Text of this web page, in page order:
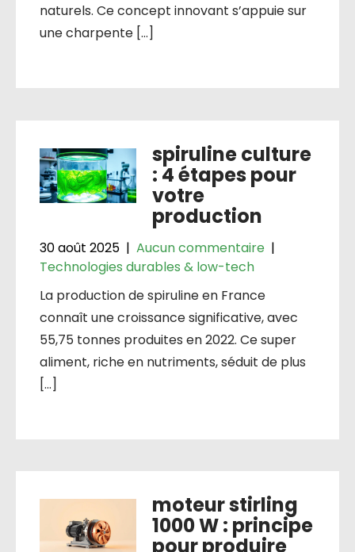
naturels. Ce concept innovant s’appuie sur
une charpente […]
spiruline culture
: 4 étapes pour
votre
production
30 août 2025 | Aucun commentaire |
Technologies durables & low-tech
La production de spiruline en France
connaît une croissance significative, avec
55,75 tonnes produites en 2022. Ce super
aliment, riche en nutriments, séduit de plus
[…]
moteur stirling
1000 W : principe
pour produire